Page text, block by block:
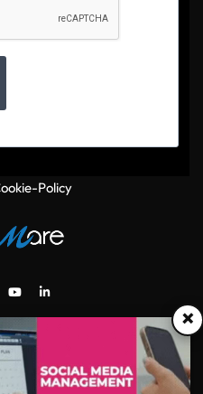
×
Policy
di Roma con autorizzazione
è un marchio di S.P.E.N. Srl - P.IVA